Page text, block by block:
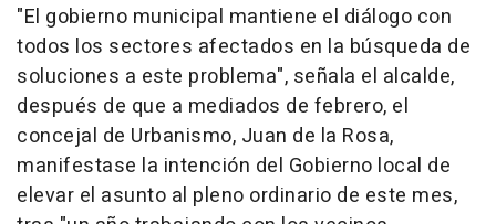
"El gobierno municipal mantiene el diálogo con
todos los sectores afectados en la búsqueda de
soluciones a este problema", señala el alcalde,
después de que a mediados de febrero, el
concejal de Urbanismo, Juan de la Rosa,
manifestase la intención del Gobierno local de
elevar el asunto al pleno ordinario de este mes,